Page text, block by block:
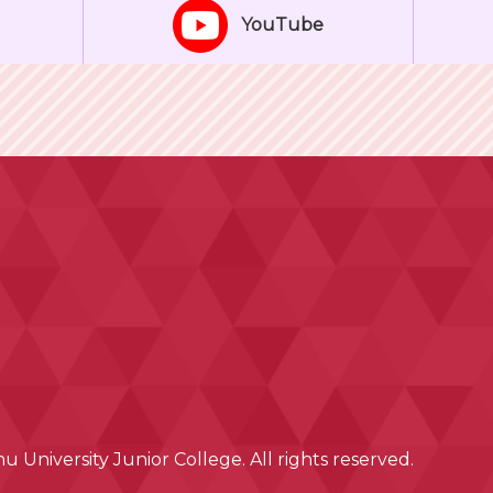
YouTube
University Junior College. All rights reserved.